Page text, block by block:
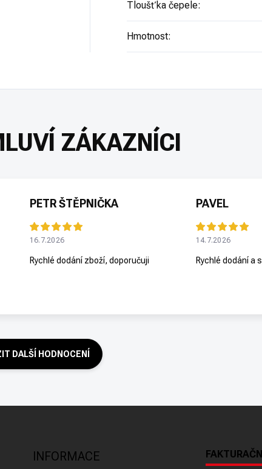
Tloušťka čepele:
Hmotnost:
PETR ŠTĚPNIČKA
16.7.2026
Rychlé dodání zboží, doporučuji
PAVEL
14.7.2026
Rychlé dodání a
DALŠÍ HODNOCENÍ
INFORMACE